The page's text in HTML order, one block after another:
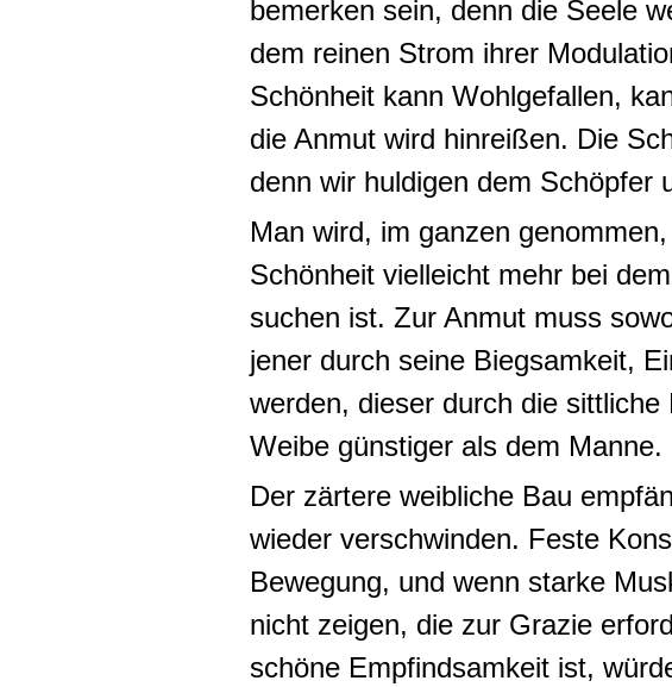
bemerken sein, denn die Seele
dem reinen Strom ihrer
Schönheit kann Wohlgefallen,
die Anmut wird hinreißen. Die
denn wir huldigen dem Schöpfer
Man wird, im ganzen
Schönheit vielleicht mehr bei
suchen ist. Zur Anmut muss
jener durch seine Biegsamkeit,
werden, dieser durch die
Weibe günstiger als dem Manne.
Der zärtere weibliche Bau
wieder verschwinden. Feste
Bewegung, und wenn starke
nicht zeigen, die zur Grazie
schöne Empfindsamkeit ist,